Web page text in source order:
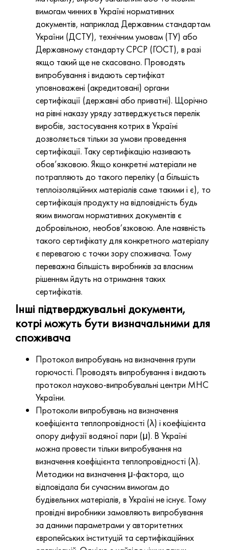
вимогам чинних в Україні нормативних
документів, наприклад Державним стандартам
України (ДСТУ), технічним умовам (ТУ) або
Державному стандарту СРСР (ГОСТ), в разі
якщо такий ще не скасовано. Проводять
випробування і видають сертифікат
уповноважені (акредитовані) органи
сертифікації (державні або приватні). Щорічно
на рівні наказу уряду затверджується перелік
виробів, застосування котрих в Україні
дозволяється тільки за умови проведення
сертифікації. Таку сертифікацію називають
обов’язковою. Якщо конкретні матеріали не
потрапляють до такого переліку (а більшість
теплоізоляційних матеріалів саме такими і є), то
сертифікація продукту на відповідність будь
яким вимогам нормативних документів є
добровільною, необов’язковою. Але наявність
такого сертифікату для конкретного матеріалу
є перевагою с точки зору споживача. Тому
переважна більшість виробників за власним
рішенням йдуть на отримання таких
сертифікатів.
Інші підтверджувальні документи,
котрі можуть бути визначальними для
споживача
Протокол випробувань на визначення групи
горючості. Проводять випробування і видають
протокол науково-випробувальні центри МНС
України.
Протоколи випробувань на визначення
коефіцієнта теплопровідності (λ) і коефіцієнта
опору дифузії водяної пари (μ). В Україні
можна провести тільки випробування на
визначення коефіцієнта теплопровідності (λ).
Методики на визначення μ-фактора, що
відповідала би сучасним вимогам до
будівельних матеріалів, в Україні не існує. Тому
провідні виробники замовляють випробування
за даними параметрами у авторитетних
європейських інституцій та сертифікаційних